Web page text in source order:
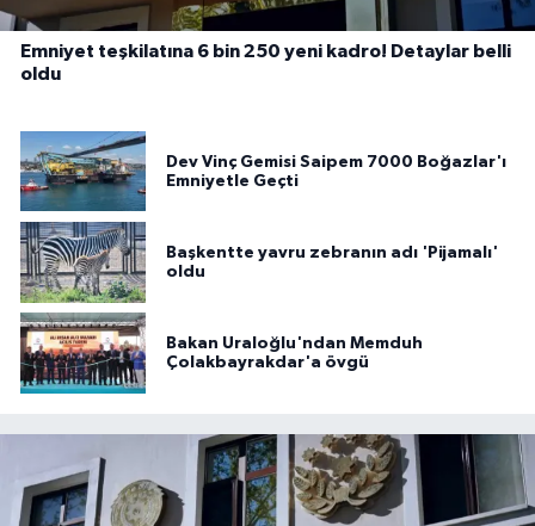
Emniyet teşkilatına 6 bin 250 yeni kadro! Detaylar belli
oldu
Dev Vinç Gemisi Saipem 7000 Boğazlar'ı
Emniyetle Geçti
Başkentte yavru zebranın adı 'Pijamalı'
oldu
Bakan Uraloğlu'ndan Memduh
Çolakbayrakdar'a övgü